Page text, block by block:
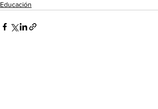
Educación